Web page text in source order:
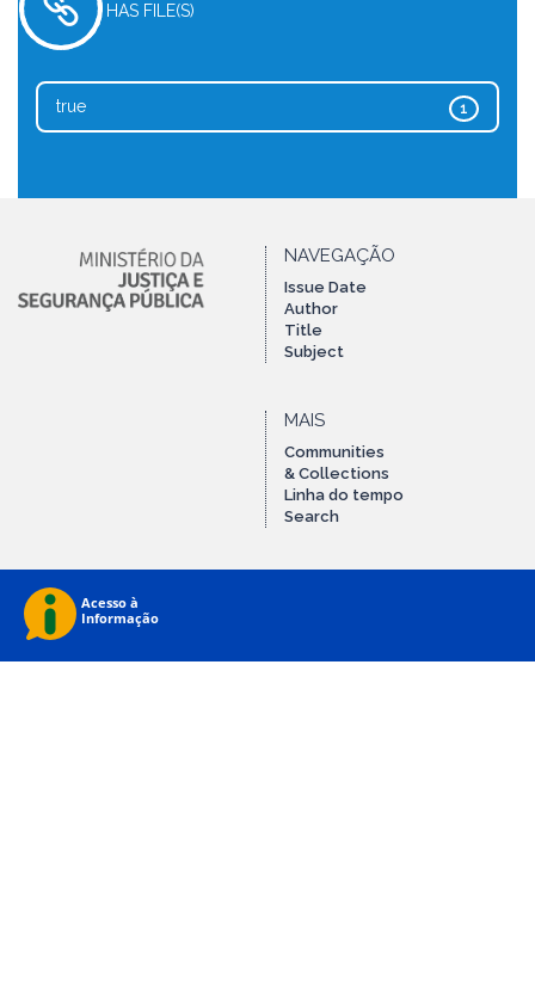
HAS FILE(S)
1
true
NAVEGAÇÃO
Issue Date
Author
Title
Subject
MAIS
Communities
& Collections
Linha do tempo
Search